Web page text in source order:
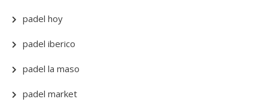
padel hoy
padel iberico
padel la maso
padel market